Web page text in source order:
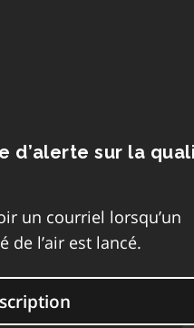
d’alerte sur la
un courriel lorsqu’un
de l’air est lancé.